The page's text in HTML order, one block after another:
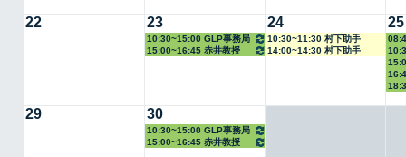
22 23
10:30~15:00 GLP事務局
15:00~16:45 赤井教授
24
10:30~11:30 村下助手
14:00~14:30 村下助手
25
29 30
10:30~15:00 GLP事務局
15:00~16:45 赤井教授